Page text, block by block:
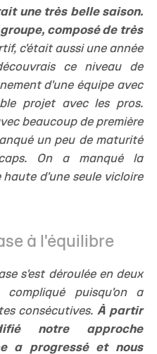
une très belle saison.
composé de très
c'était aussi une année
ce niveau de
d'une équipe avec
projet avec les pros.
beaucoup de première
un peu de maturité
On a manqué la
d'une seule vicloire
à l'équilibre
s'est déroulée en deux
puisqu'on a
consécutives.À partir
notre approche
a progressé et nous